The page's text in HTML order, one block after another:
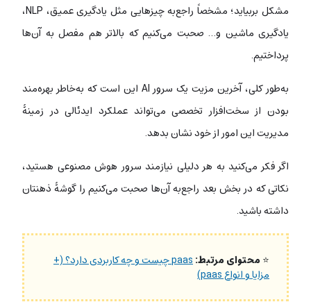
مشکل بربیاید؛ مشخصاً راجع‌به چیزهایی مثل یادگیری عمیق، NLP،
یادگیری ماشین و… صحبت می‌کنیم که بالاتر هم مفصل به آن‌ها
پرداختیم.
به‌طور کلی، آخرین مزیت یک سرور AI این است که به‌خاطر بهره‌مند
بودن از سخت‌افزار تخصصی می‌تواند عملکرد ایدئالی در زمینۀ
مدیریت این امور از خود نشان بدهد.
اگر فکر می‌کنید به هر دلیلی نیازمند سرور هوش مصنوعی هستید،
نکاتی که در بخش بعد راجع‌به آن‌ها صحبت می‌کنیم را گوشۀ ذهنتان
داشته باشید.
⭐محتوای مرتبط: paas چیست و چه کاربردی دارد؟ (+
مزایا و انواع paas)